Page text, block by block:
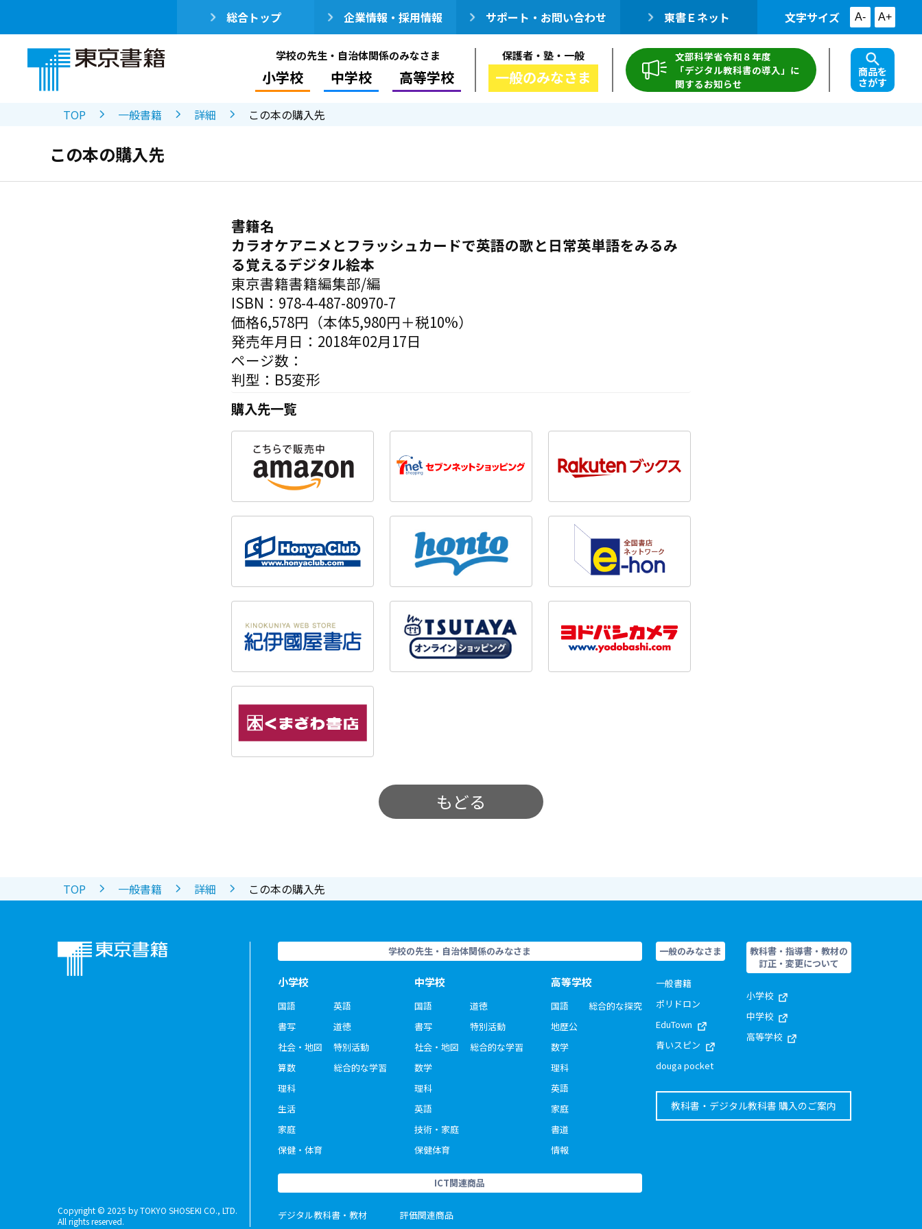
総合トップ 企業情報・採用情報 サポート・お問い合わせ 東書Ｅネット 文字サイズ A- A+
学校の先生・自治体関係のみなさま
小学校 中学校 高等学校
保護者・塾・一般
一般のみなさま
文部科学省令和８年度
「デジタル教科書の導入」に
関するお知らせ
商品を
さがす
TOP 一般書籍 詳細 この本の購入先
この本の購入先
書籍名
カラオケアニメとフラッシュカードで英語の歌と日常英単語をみるみ
る覚えるデジタル絵本
東京書籍書籍編集部/編
ISBN：978-4-487-80970-7
価格6,578円（本体5,980円＋税10%）
発売年月日：2018年02月17日
ページ数：
判型：B5変形
購入先一覧
もどる
TOP 一般書籍 詳細 この本の購入先
Copyright © 2025 by TOKYO SHOSEKI CO., LTD.
All rights reserved.
学校の先生・自治体関係のみなさま
小学校
国語
書写
社会・地図
算数
理科
生活
家庭
保健・体育
英語
道徳
特別活動
総合的な学習
中学校
国語
書写
社会・地図
数学
理科
英語
技術・家庭
保健体育
道徳
特別活動
総合的な学習
高等学校
国語
地歴公
数学
理科
英語
家庭
書道
情報
総合的な探究
ICT関連商品
デジタル教科書・教材 評価関連商品
一般のみなさま
一般書籍
ポリドロン
EduTown
青いスピン
douga pocket
教科書・指導書・教材の
訂正・変更について
小学校
中学校
高等学校
教科書・デジタル教科書 購入のご案内